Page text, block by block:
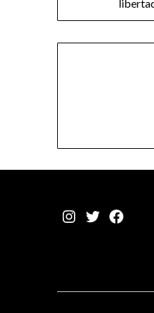
Instagram
Twitter